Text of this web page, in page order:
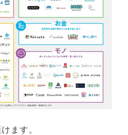
ます。